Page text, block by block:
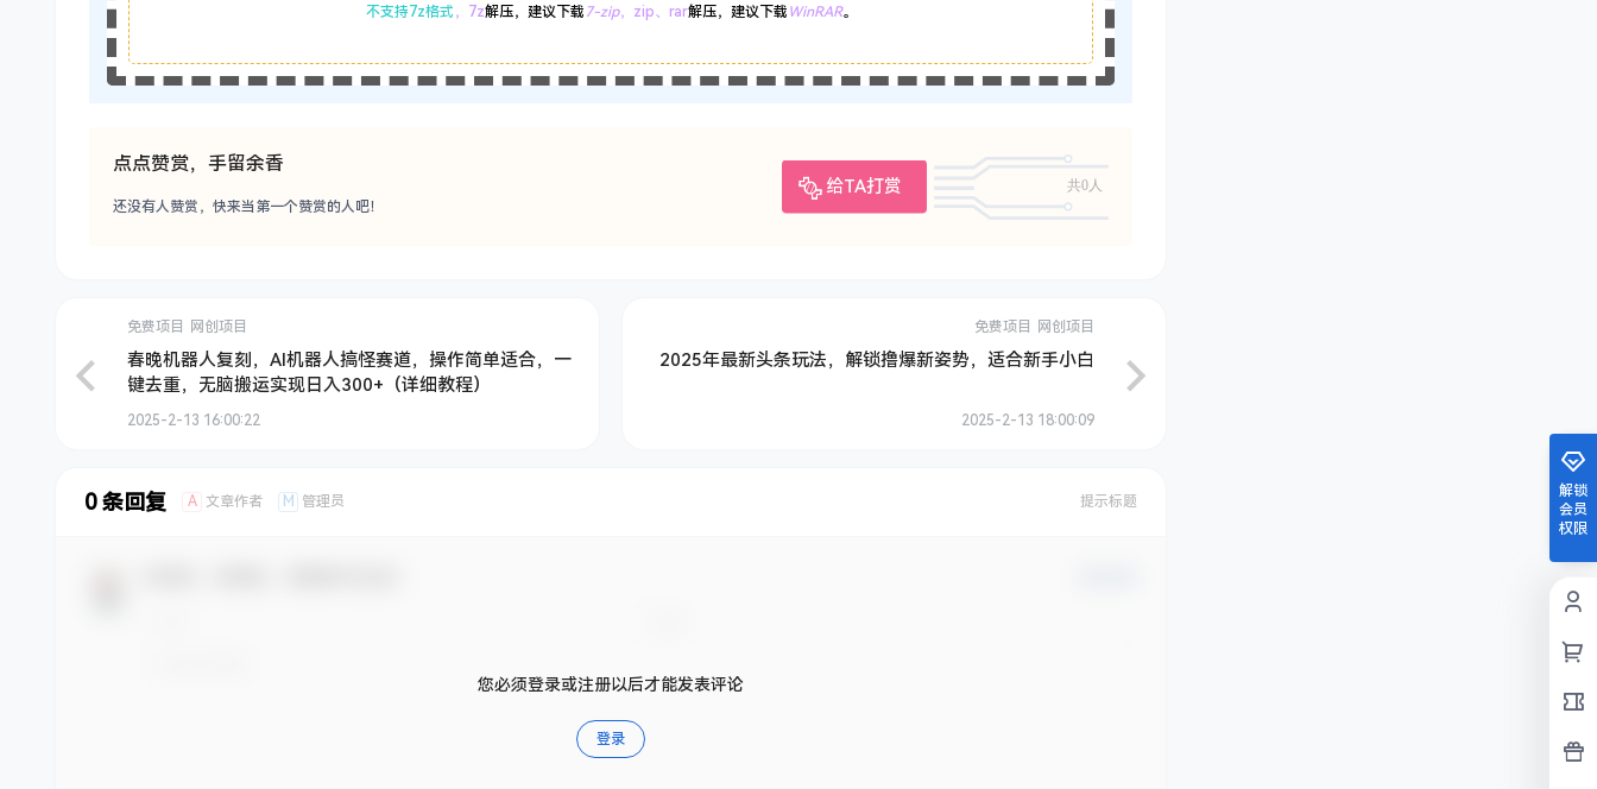
不支持7z格式 ，7z解压，建议下载 7-zip，zip、rar解压，建议下载 WinRAR。
点点赞赏，手留余香
给TA打赏
共0人
还没有人赞赏，快来当第一个赞赏的人吧！
免费项目 网创项目
春晚机器人复刻，AI机器人搞怪赛道，操作简单适合，一
键去重，无脑搬运实现日入300+（详细教程）
2025-2-13 16:00:22
免费项目 网创项目
2025年最新头条玩法，解锁撸爆新姿势，适合新手小白
2025-2-13 18:00:09
0 条回复 A 文章作者 M 管理员 提示标题
您必须登录或注册以后才能发表评论
登录
解锁
会员
权限